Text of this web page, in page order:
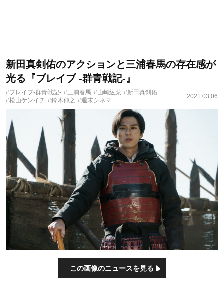
新田真剣佑のアクションと三浦春馬の存在感が
光る『ブレイブ -群青戦記-』
#ブレイブ-群青戦記- #三浦春馬 #山崎紘菜 #新田真剣佑
#松山ケンイチ #鈴木伸之 #週末シネマ
2021.03.06
この画像のニュースを見る